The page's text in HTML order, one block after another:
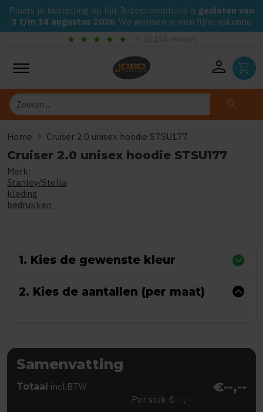
Plaats je bestelling op tijd. Jobopromotions is gesloten van
3 t/m 14 augustus 2026. We wensen je een fijne vakantie
star star 9/10 153 reviews
person shopping_cart
Zoeken search
Home chevron_right Cruiser 2.0 unisex hoodie STSU177
Cruiser 2.0 unisex hoodie STSU177
Merk:
Stanley/Stella
kleding
bedrukken
1. Kies de gewenste kleur
2. Kies de aantallen (per maat)
Samenvatting
Totaal incl.BTW €--,--
Per stuk € --,--